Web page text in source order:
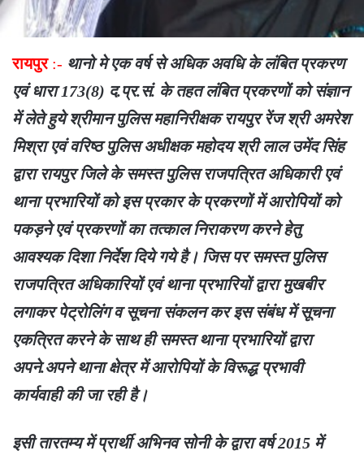
रायपुर:- थानो मे एक वर्ष से अधिक अवधि के लंबित प्रकरण
एवं धारा 173(8) द.प्र.सं. के तहत लंबित प्रकरणों को संज्ञान
में लेते हुये श्रीमान पुलिस महानिरीक्षक रायपुर रेंज श्री अमरेश
मिश्रा एवं वरिष्ठ पुलिस अधीक्षक महोदय श्री लाल उमेंद सिंह
द्वारा रायपुर जिले के समस्त पुलिस राजपत्रित अधिकारी एवं
थाना प्रभारियों को इस प्रकार के प्रकरणों में आरोपियों को
पकड़ने एवं प्रकरणों का तत्काल निराकरण करने हेतु
आवश्यक दिशा निर्देश दिये गये है। जिस पर समस्त पुलिस
राजपत्रित अधिकारियों एवं थाना प्रभारियों द्वारा मुखबीर
लगाकर पेट्रोलिंग व सूचना संकलन कर इस संबंध में सूचना
एकत्रित करने के साथ ही समस्त थाना प्रभारियों द्वारा
अपने.अपने थाना क्षेत्र में आरोपियों के विरूद्ध प्रभावी
कार्यवाही की जा रही है।
इसी तारतम्य में प्रार्थी अभिनव सोनी के द्वारा वर्ष 2015 में